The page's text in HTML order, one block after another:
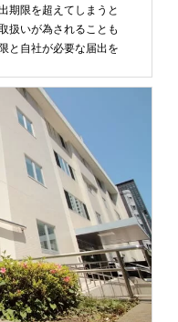
期限を超えてしまうと
扱いが為されることも
と自社が必要な届出を